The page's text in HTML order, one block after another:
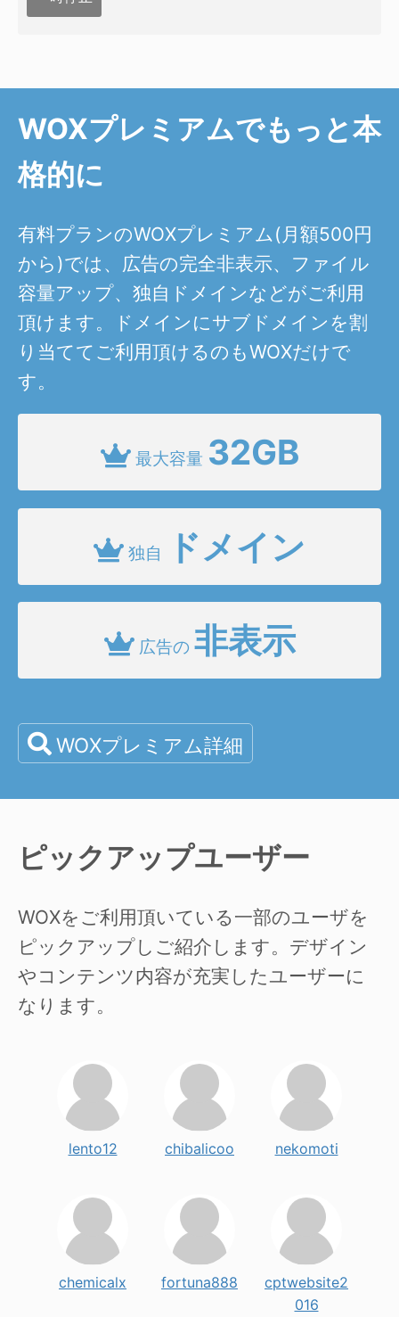
WOXプレミアムでもっと本
格的に
有料プランのWOXプレミアム(月額500円
から)では、広告の完全非表示、ファイル
容量アップ、独自ドメインなどがご利用
頂けます。ドメインにサブドメインを割
り当ててご利用頂けるのもWOXだけで
す。
最大容量 32GB
独自 ドメイン
広告の 非表示
WOXプレミアム詳細
ピックアップユーザー
WOXをご利用頂いている一部のユーザを
ピックアップしご紹介します。デザイン
やコンテンツ内容が充実したユーザーに
なります。
lento12 chibalicoo nekomoti
chemicalx fortuna888
cptwebsite2
016